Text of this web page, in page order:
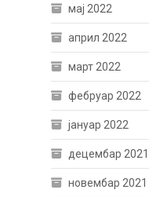
мај 2022
април 2022
март 2022
фебруар 2022
јануар 2022
децембар 2021
новембар 2021